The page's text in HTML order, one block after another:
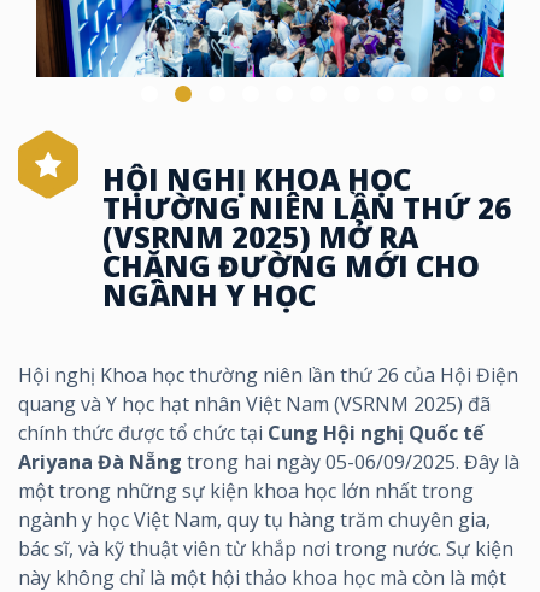
HỘI NGHỊ KHOA HỌC
THƯỜNG NIÊN LẦN THỨ 26
(VSRNM 2025) MỞ RA
CHẶNG ĐƯỜNG MỚI CHO
NGÀNH Y HỌC
Hội nghị Khoa học thường niên lần thứ 26 của Hội Điện
quang và Y học hạt nhân Việt Nam (VSRNM 2025) đã
chính thức được tổ chức tại Cung Hội nghị Quốc tế
Ariyana Đà Nẵng trong hai ngày 05-06/09/2025. Đây là
một trong những sự kiện khoa học lớn nhất trong
ngành y học Việt Nam, quy tụ hàng trăm chuyên gia,
bác sĩ, và kỹ thuật viên từ khắp nơi trong nước. Sự kiện
này không chỉ là một hội thảo khoa học mà còn là một